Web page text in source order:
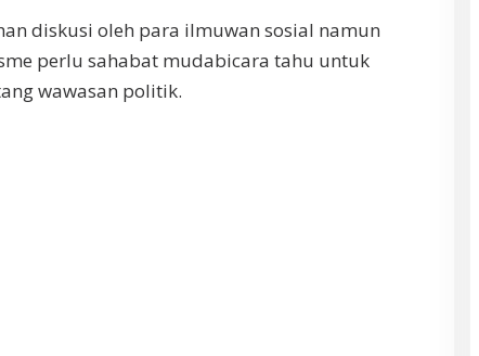
diskusi oleh para ilmuwan sosial namun
perlu sahabat mudabicara tahu untuk
wawasan politik.